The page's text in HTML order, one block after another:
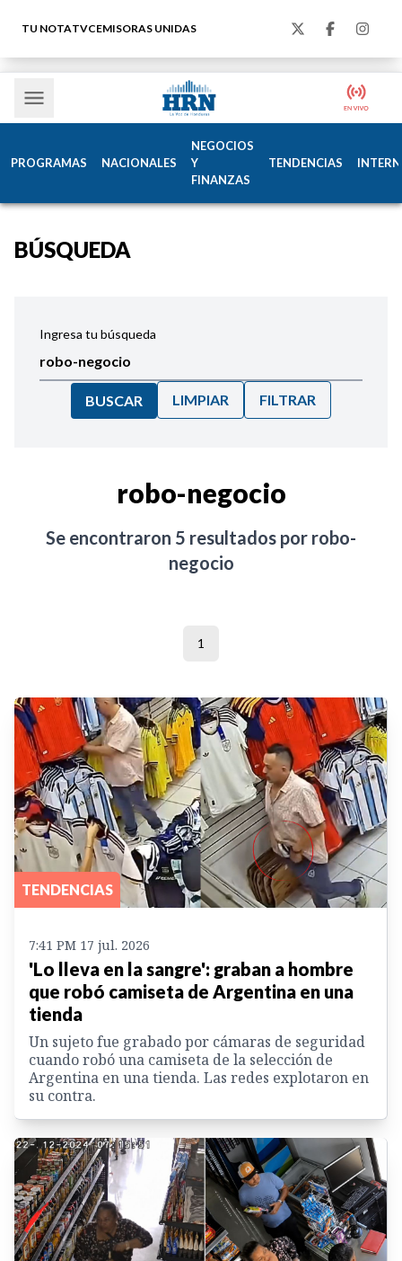
TU NOTATVCEMISORAS UNIDAS
PROGRAMAS NACIONALES
NEGOCIOS
Y
FINANZAS
TENDENCIAS
BÚSQUEDA
Ingresa tu búsqueda
BUSCAR LIMPIAR FILTRAR
robo-negocio
Se encontraron 5 resultados por robo-
negocio
1
TENDENCIAS
7:41 PM 17 jul. 2026
'Lo lleva en la sangre': graban a hombre
que robó camiseta de Argentina en una
tienda
Un sujeto fue grabado por cámaras de seguridad
cuando robó una camiseta de la selección de
Argentina en una tienda. Las redes explotaron en
su contra.